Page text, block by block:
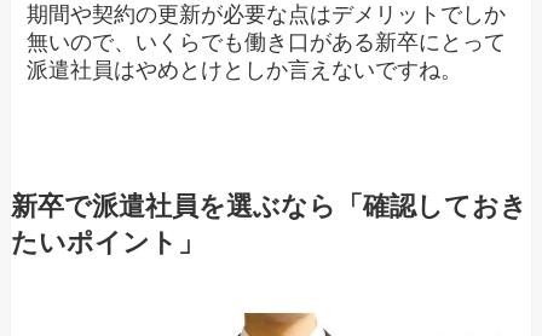
期間や契約の更新が必要な点はデメリットでしか
無いので、いくらでも働き口がある新卒にとって
派遣社員はやめとけとしか言えないですね。
新卒で派遣社員を選ぶなら「確認しておき
たいポイント」